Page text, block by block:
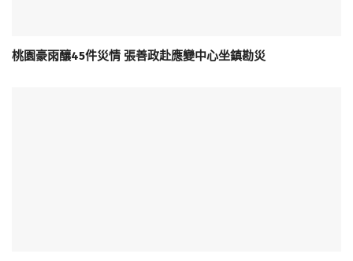
桃園豪雨釀45件災情 張善政赴應變中心坐鎮勘災